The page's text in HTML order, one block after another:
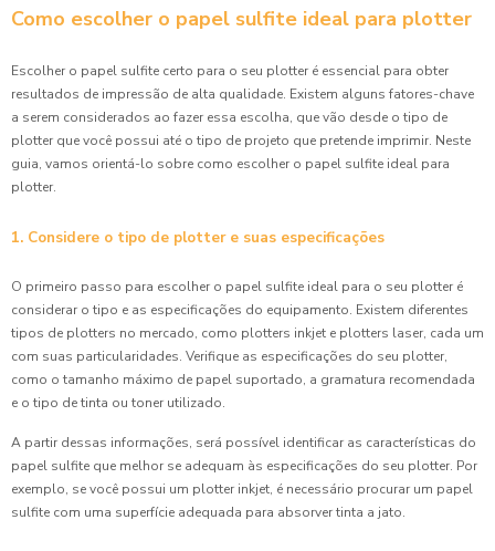
Como escolher o papel sulfite ideal para plotter
Escolher o papel sulfite certo para o seu plotter é essencial para obter
resultados de impressão de alta qualidade. Existem alguns fatores-chave
a serem considerados ao fazer essa escolha, que vão desde o tipo de
plotter que você possui até o tipo de projeto que pretende imprimir. Neste
guia, vamos orientá-lo sobre como escolher o papel sulfite ideal para
plotter.
1. Considere o tipo de plotter e suas especificações
O primeiro passo para escolher o papel sulfite ideal para o seu plotter é
considerar o tipo e as especificações do equipamento. Existem diferentes
tipos de plotters no mercado, como plotters inkjet e plotters laser, cada um
com suas particularidades. Verifique as especificações do seu plotter,
como o tamanho máximo de papel suportado, a gramatura recomendada
e o tipo de tinta ou toner utilizado.
A partir dessas informações, será possível identificar as características do
papel sulfite que melhor se adequam às especificações do seu plotter. Por
exemplo, se você possui um plotter inkjet, é necessário procurar um papel
sulfite com uma superfície adequada para absorver tinta a jato.